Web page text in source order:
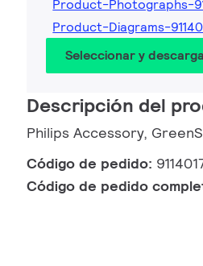
Product-Photographs-
Product-Diagrams-
Seleccionar y
Descripción del
Philips Accessory,
Código de pedido:
Código de pedido